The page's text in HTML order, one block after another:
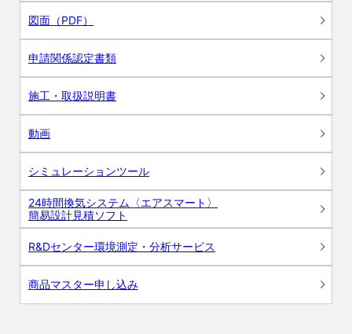
図面（PDF）
申請関係認定書類
施工・取扱説明書
動画
シミュレーションツール
24時間換気システム〈エアスマート〉
簡易設計見積ソフト
R&Dセンター環境測定・分析サービス
商品マスター申し込み